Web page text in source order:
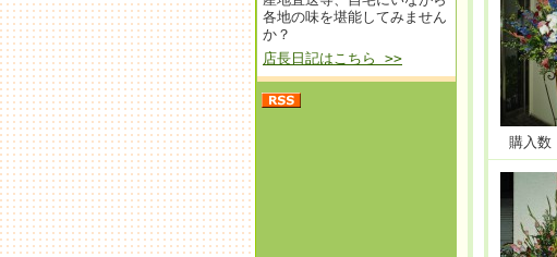
各地の味を堪能してみません
か？
店長日記はこちら >>
購入数